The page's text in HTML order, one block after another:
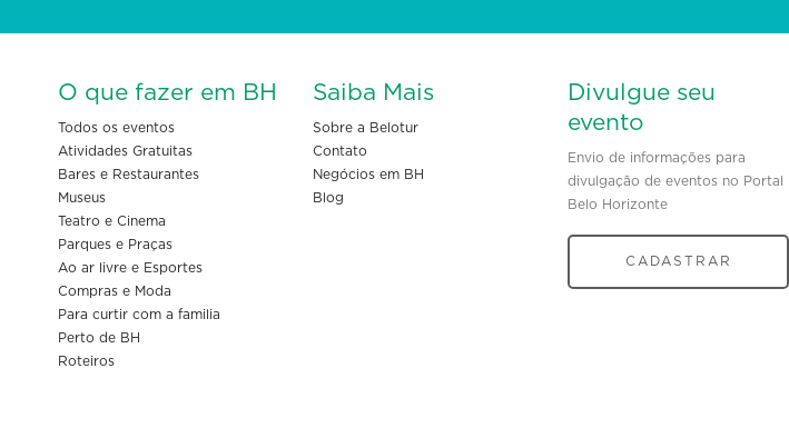
O que fazer em BH
Todos os eventos
Atividades Gratuitas
Bares e Restaurantes
Museus
Teatro e Cinema
Parques e Praças
Ao ar livre e Esportes
Compras e Moda
Para curtir com a familia
Perto de BH
Roteiros
Saiba Mais
Sobre a Belotur
Contato
Negócios em BH
Blog
Divulgue seu
evento
Envio de informações para
divulgação de eventos no Portal
Belo Horizonte
CADASTRAR